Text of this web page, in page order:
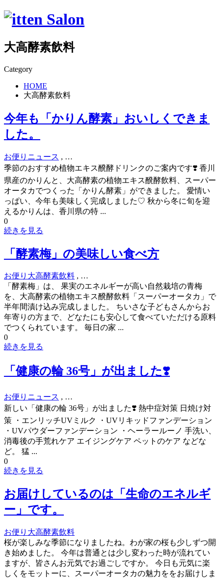
大高酵素飲料
Category
HOME
大高酵素飲料
今年も「かりん酵素」おいしくできま
した。
お便り ニュース , …
季節のおすすめ植物エキス醗酵ドリンクのご案内です❣️ 香川
県産のかりんと、大高酵素の植物エキス醗酵飲料、スーパー
オータカでつくった「かりん酵素」ができました。 愛情い
っぱい、今年も美味しく完成しました♡ 秋から冬に旬を迎
えるかりんは、香川県の特 ...
0
続きを見る
「酵素梅」の美味しい食べ方
お便り 大高酵素飲料 , …
「酵素梅」は、 果実のエネルギーが高い自然栽培の青梅
を、大高酵素の植物エキス醗酵飲料「スーパーオータカ」で
半年間漬け込み完成しました。 ちいさな子どもさんからお
年寄りの方まで、どなたにも安心して食べていただける原料
でつくられています。 毎日の家 ...
0
続きを見る
「健康の輪 36号」が出ました❣️
お便り ニュース , …
新しい「健康の輪 36号」が出ました❣️ 熱中症対策 日焼け対
策 ・エンリッチUVミルク ・UVリキッドファンデーション
・UVパウダーファンデーション ・ヘーラールーノ 手洗い、
消毒後の手荒れケア エイジングケア ペットのケア などな
ど。 猛 ...
0
続きを見る
お届けしているのは「生命のエネルギ
ー」です。
お便り 大高酵素飲料
桜が楽しみな季節になりましたね。わが家の桜も少しずつ開
き始めました。 今年は普通とは少し変わった時が流れてい
ますが、皆さんお元気でお過ごしですか。 今日も元気に楽
しくをモットーに、スーパーオータカの魅力ををお届けしま